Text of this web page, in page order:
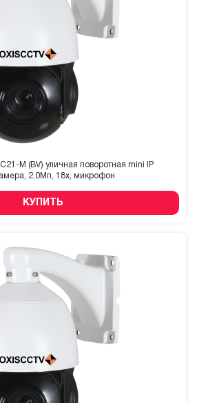
M (BV) уличная поворотная mini IP
2.0Мп, 18x, микрофон
КУПИТЬ